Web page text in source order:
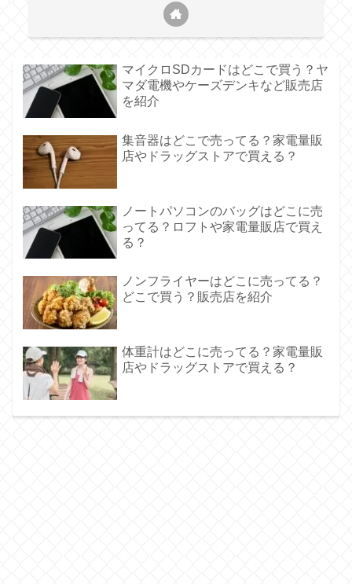
マイクロSDカードはどこで買う？ヤ
マダ電機やケーズデンキなど販売店
を紹介
集音器はどこで売ってる？家電量販
店やドラッグストアで買える？
ノートパソコンのバッグはどこに売
ってる？ロフトや家電量販店で買え
る？
ノンフライヤーはどこに売ってる？
どこで買う？販売店を紹介
体重計はどこに売ってる？家電量販
店やドラッグストアで買える？